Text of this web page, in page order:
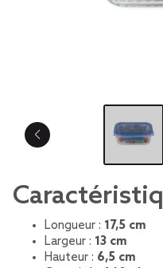
Longueur : 17,5 cm
Largeur : 13 cm
Hauteur : 6,5 cm